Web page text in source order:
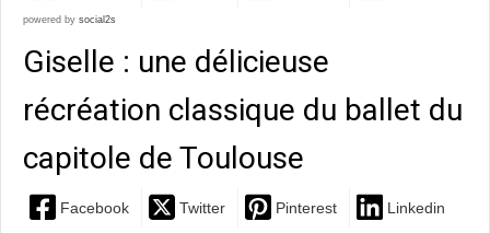
powered by social2s
Giselle : une délicieuse
récréation classique du ballet du
capitole de Toulouse
Facebook Twitter Pinterest Linkedin